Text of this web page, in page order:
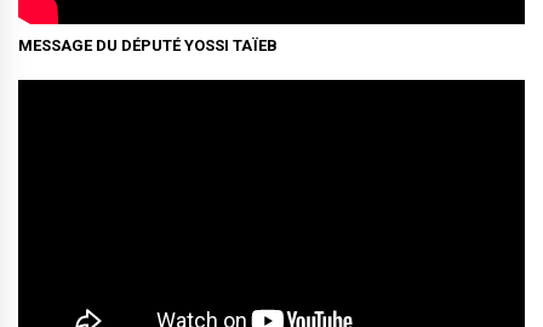
MESSAGE DU DÉPUTÉ YOSSI TAÏEB